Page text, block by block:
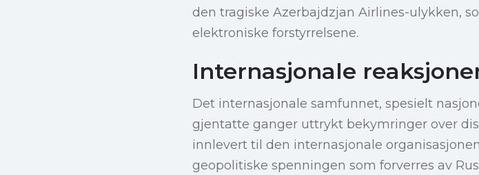
den tragiske Azerbajdzjan Airlines-ulykken,
elektroniske forstyrrelsene.
Internasjonale
Det internasjonale samfunnet, spesielt
gjentatte ganger uttrykt bekymringer over
innlevert til den internasjonale
geopolitiske spenningen som forverres av